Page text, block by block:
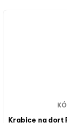
Krabice na dort